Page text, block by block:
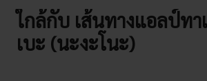
ใกล้กับ เส้นทางแอลป์ทา
เบะ (นะงะโนะ)